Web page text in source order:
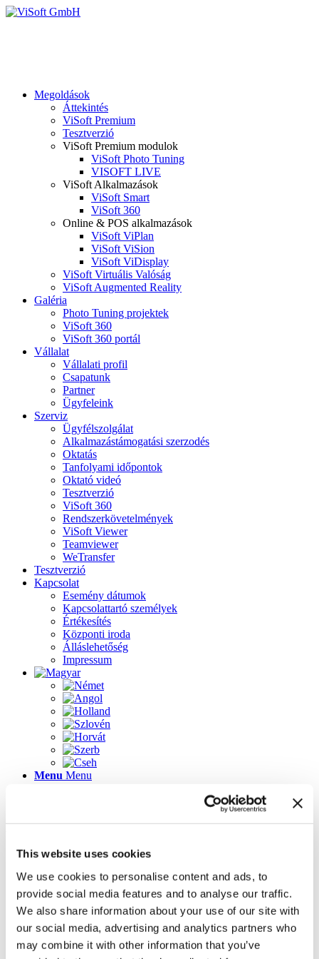
This website uses cookies
We use cookies to personalise content and ads, to
provide social media features and to analyse our traffic.
We also share information about your use of our site with
our social media, advertising and analytics partners who
may combine it with other information that you’ve
Megoldások
Áttekintés
ViSoft Premium
Tesztverzió
ViSoft Premium modulok
ViSoft Photo Tuning
VISOFT LIVE
ViSoft Alkalmazások
ViSoft Smart
ViSoft 360
Online & POS alkalmazások
ViSoft ViPlan
ViSoft ViSion
ViSoft ViDisplay
ViSoft Virtuális Valóság
ViSoft Augmented Reality
Galéria
Photo Tuning projektek
ViSoft 360
ViSoft 360 portál
Vállalat
Vállalati profil
Csapatunk
Partner
Ügyfeleink
Szerviz
Ügyfélszolgálat
Alkalmazástámogatási szerzodés
Oktatás
Tanfolyami időpontok
Oktató videó
Tesztverzió
ViSoft 360
Rendszerkövetelmények
ViSoft Viewer
Teamviewer
WeTransfer
Tesztverzió
Kapcsolat
Esemény dátumok
Kapcsolattartó személyek
Értékesítés
Központi iroda
Álláslehetőség
Impressum
Menu Menu
Lapok
2023-as újdonságok
Az üdvözlőképernyő újdonságai
Galéria
Impressum
Inspirálódjon könnyedén! 3D tervező ügyféltanácsadó
szoftver
Kapcsolat